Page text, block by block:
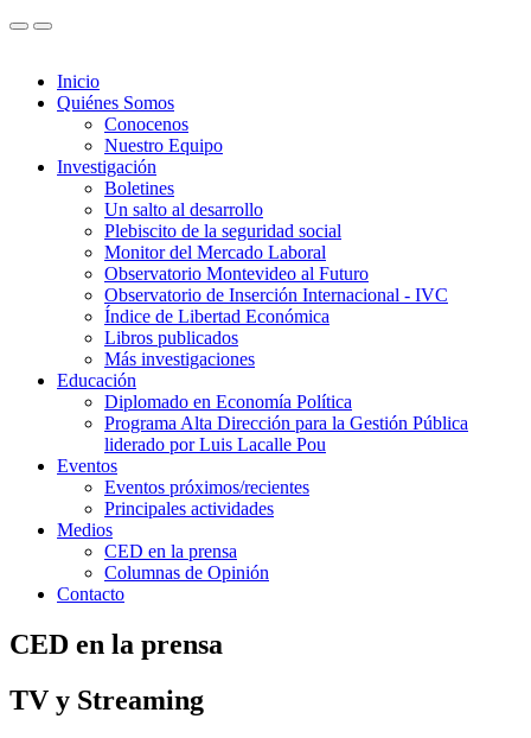
Inicio
Quiénes Somos
Conocenos
Nuestro Equipo
Investigación
Boletines
Un salto al desarrollo
Plebiscito de la seguridad social
Monitor del Mercado Laboral
Observatorio Montevideo al Futuro
Observatorio de Inserción Internacional - IVC
Índice de Libertad Económica
Libros publicados
Más investigaciones
Educación
Diplomado en Economía Política
Programa Alta Dirección para la Gestión Pública
liderado por Luis Lacalle Pou
Eventos
Eventos próximos/recientes
Principales actividades
Medios
CED en la prensa
Columnas de Opinión
Contacto
CED en la prensa
TV y Streaming